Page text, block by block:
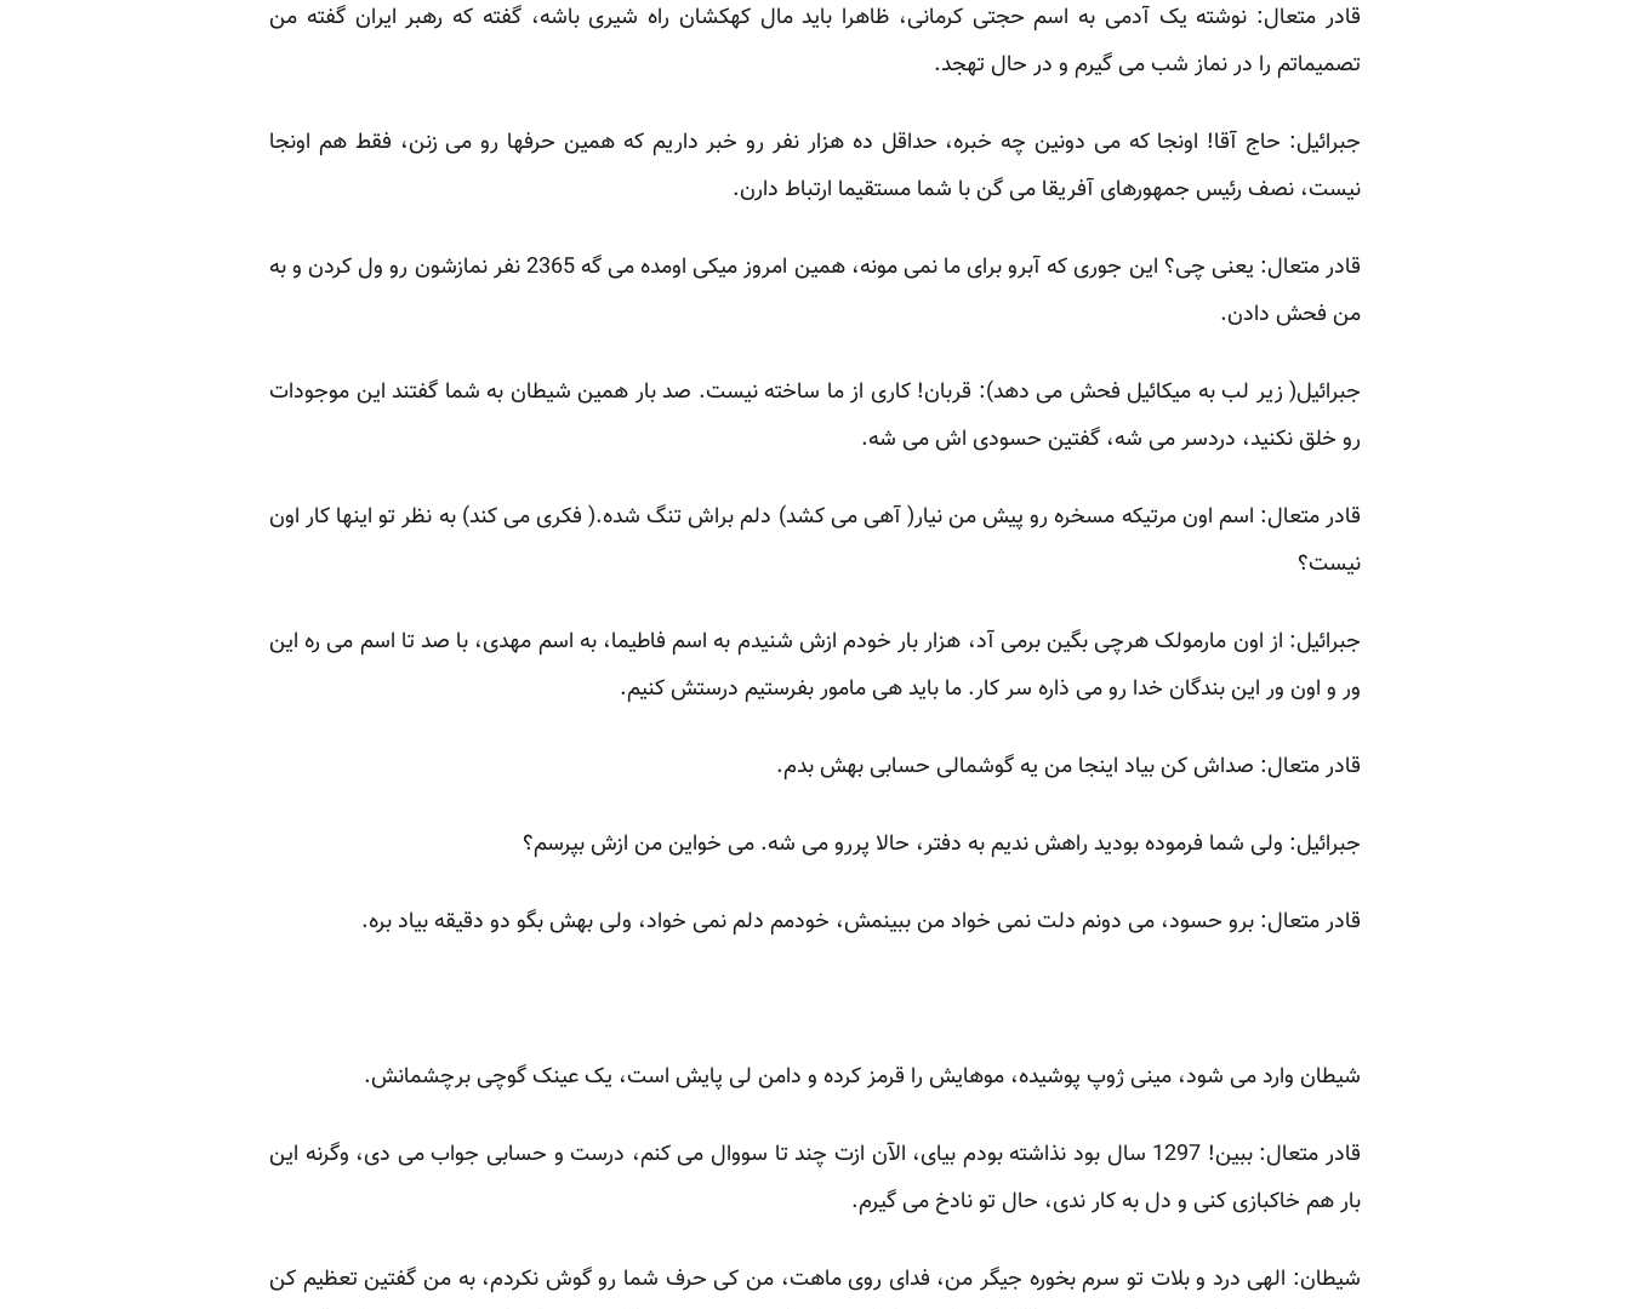
قادر متعال: نوشته یک آدمی به اسم حجتی کرمانی، ظاهرا باید مال کهکشان راه شیری باشه، گفته که رهبر ایران گفته من
تصمیماتم را در نماز شب می گیرم و در حال تهجد.
جبرائیل: حاج آقا! اونجا که می دونین چه خبره، حداقل ده هزار نفر رو خبر داریم که همین حرفها رو می زنن، فقط هم اونجا
نیست، نصف رئیس جمهورهای آفریقا می گن با شما مستقیما ارتباط دارن.
قادر متعال: یعنی چی؟ این جوری که آبرو برای ما نمی مونه، همین امروز میکی اومده می گه 2365 نفر نمازشون رو ول کردن و به
من فحش دادن.
جبرائیل( زیر لب به میکائیل فحش می دهد): قربان! کاری از ما ساخته نیست. صد بار همین شیطان به شما گفتند این موجودات
رو خلق نکنید، دردسر می شه، گفتین حسودی اش می شه.
قادر متعال: اسم اون مرتیکه مسخره رو پیش من نیار( آهی می کشد) دلم براش تنگ شده.( فکری می کند) به نظر تو اینها کار اون
نیست؟
جبرائیل: از اون مارمولک هرچی بگین برمی آد، هزار بار خودم ازش شنیدم به اسم فاطیما، به اسم مهدی، با صد تا اسم می ره این
ور و اون ور این بندگان خدا رو می ذاره سر کار. ما باید هی مامور بفرستیم درستش کنیم.
قادر متعال: صداش کن بیاد اینجا من یه گوشمالی حسابی بهش بدم.
جبرائیل: ولی شما فرموده بودید راهش ندیم به دفتر، حالا پررو می شه. می خواین من ازش بپرسم؟
قادر متعال: برو حسود، می دونم دلت نمی خواد من ببینمش، خودمم دلم نمی خواد، ولی بهش بگو دو دقیقه بیاد بره.
شیطان وارد می شود، مینی ژوپ پوشیده، موهایش را قرمز کرده و دامن لی پایش است، یک عینک گوچی برچشمانش.
قادر متعال: ببین! 1297 سال بود نذاشته بودم بیای، الآن ازت چند تا سووال می کنم، درست و حسابی جواب می دی، وگرنه این
بار هم خاکبازی کنی و دل به کار ندی، حال تو نادخ می گیرم.
شیطان: الهی درد و بلات تو سرم بخوره جیگر من، فدای روی ماهت، من کی حرف شما رو گوش نکردم، به من گفتین تعظیم کن